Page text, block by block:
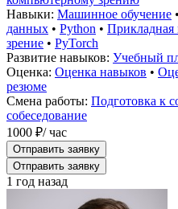
Навыки: Машинное обучение •
данных • Python • Прикладная
зрение • PyTorch
Развитие навыков: Учебный
Оценка: Оценка навыков •
резюме
Смена работы: Подготовка к
собеседование
1000 ₽/ час
Отправить заявку
Отправить заявку
1 год назад